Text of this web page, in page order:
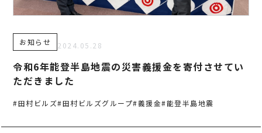
専用請求書
事業案内
建築・不動産事業
TAMURA MEDIA
お知らせ 2024.05.28
令和6年能登半島地震の災害義援金を寄付させてい
ただきました
#田村ビルズ#田村ビルズグループ#義援金#能登半島地震